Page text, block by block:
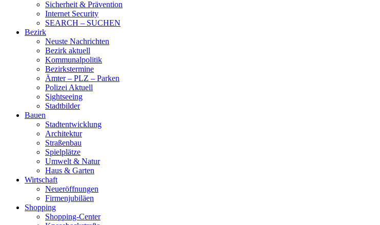
Sicherheit & Prävention
Internet Security
SEARCH – SUCHEN
Bezirk
Neuste Nachrichten
Bezirk aktuell
Kommunalpolitik
Bezirkstermine
Ämter – PLZ – Parken
Polizei Aktuell
Sightseeing
Stadtbilder
Bauen
Stadtentwicklung
Architektur
Straßenbau
Spielplätze
Umwelt & Natur
Haus & Garten
Wirtschaft
Neueröffnungen
Firmenjubiläen
Shopping
Shopping-Center